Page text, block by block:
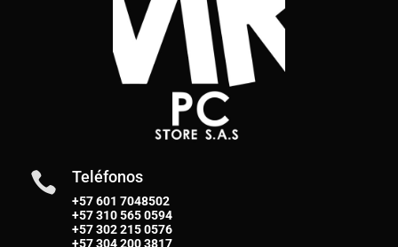
 Teléfonos
+57 601 7048502
+57310 565 0594
+57302 215 0576
+57304 200 3817